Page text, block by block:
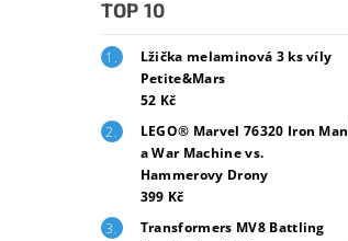
TOP 10
Lžička melaminová 3 ks víly
Petite&Mars
52 Kč
LEGO® Marvel 76320 Iron Man
a War Machine vs.
Hammerovy Drony
399 Kč
Transformers MV8 Battling